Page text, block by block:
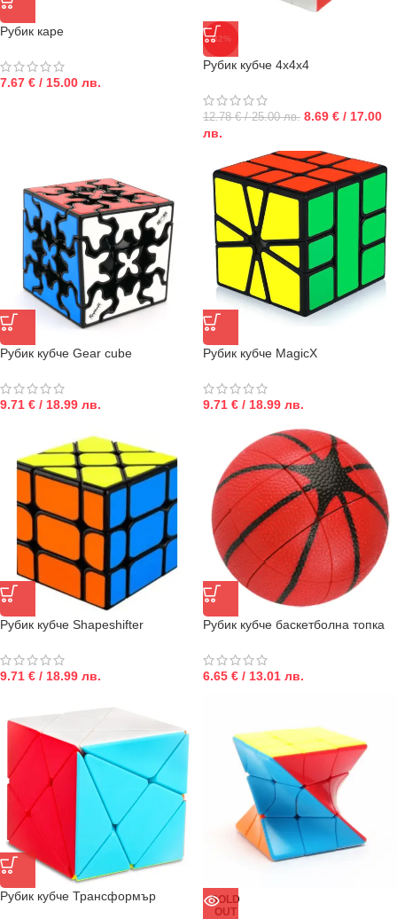
Рубик каре
7.67 € / 15.00 лв.
-32%
Рубик кубче 4х4х4
12.78 € / 25.00 лв. 8.69 € / 17.00
лв.
Рубик кубче Gear cube
9.71 € / 18.99 лв.
Рубик кубче MagicX
9.71 € / 18.99 лв.
Рубик кубче Shapeshifter
9.71 € / 18.99 лв.
Рубик кубче баскетболна топка
6.65 € / 13.01 лв.
Рубик кубче Трансформър
SOLD
OUT